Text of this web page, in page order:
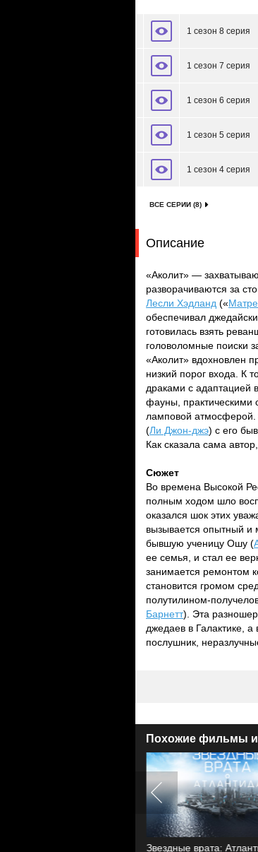
1 сезон 8 серия
1 сезон 7 серия
1 сезон 6 серия
1 сезон 5 серия
1 сезон 4 серия
ВСЕ СЕРИИ (8)
Описание
«Аколит» —
разворачиваются за
Лесли Хэдланд («
обеспечивал
готовилась взять
головоломные поиски
«Аколит» вдохновлен
низкий порог входа. К
драками с адаптацией
фауны,
ламповой атмосферой.
(Ли Джон-джэ) с его
Как сказала сама
Сюжет
Во времена Высокой
полным ходом шло
оказался шок этих
вызывается опытный
бывшую ученицу Ошу (
ее семья, и стал ее
занимается ремонтом
становится громом
полутилином-
Барнетт). Эта
джедаев в Галактике,
послушник,
Похожие фильмы
Звездные врата: